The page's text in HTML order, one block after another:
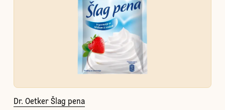
Dr. Oetker Šlag pena